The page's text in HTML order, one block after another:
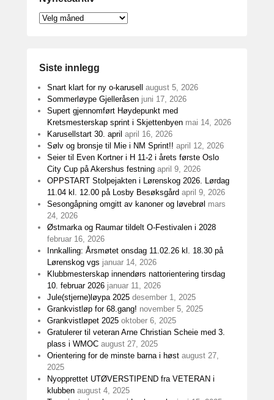
Nyhetsarkiv
Siste innlegg
Snart klart for ny o-karusell
august 5, 2026
Sommerløype Gjelleråsen juni 17, 2026
Supert gjennomført Høydepunkt med
Kretsmesterskap sprint i Skjettenbyen mai 14, 2026
Karusellstart 30. april april 16, 2026
Sølv og bronsje til Mie i NM Sprint!! april 12, 2026
Seier til Even Kortner i H 11-2 i årets første Oslo
City Cup på Akershus festning april 9, 2026
OPPSTART Stolpejakten i Lørenskog 2026. Lørdag
11.04 kl. 12.00 på Losby Besøksgård april 9, 2026
Sesongåpning omgitt av kanoner og løvebrøl mars
24, 2026
Østmarka og Raumar tildelt O-Festivalen i 2028
februar 16, 2026
Innkalling: Årsmøtet onsdag 11.02.26 kl. 18.30 på
Lørenskog vgs januar 14, 2026
Klubbmesterskap innendørs nattorientering tirsdag
10. februar 2026 januar 11, 2026
Jule(stjerne)løypa 2025 desember 1, 2025
Grankvistløp for 68.gang! november 5, 2025
Grankvistløpet 2025 oktober 6, 2025
Gratulerer til veteran Arne Christian Scheie med 3.
plass i WMOC august 27, 2025
Orientering for de minste barna i høst august 27,
2025
Nyopprettet UTØVERSTIPEND fra VETERAN i
klubben august 4, 2025